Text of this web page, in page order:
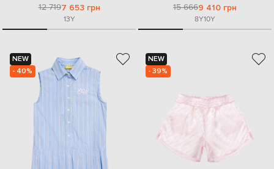
12 7197 653 грн
13Y
15 6669 410 грн
8Y10Y
NEW
- 40%
NEW
- 39%